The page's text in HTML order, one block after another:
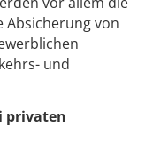
Absicherung von
und
privaten